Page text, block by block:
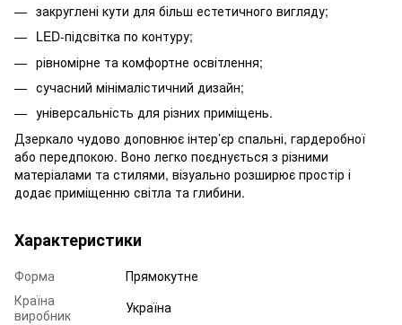
закруглені кути для більш естетичного вигляду;
LED-підсвітка по контуру;
рівномірне та комфортне освітлення;
сучасний мінімалістичний дизайн;
універсальність для різних приміщень.
Дзеркало чудово доповнює інтер’єр спальні, гардеробної
або передпокою. Воно легко поєднується з різними
матеріалами та стилями, візуально розширює простір і
додає приміщенню світла та глибини.
Характеристики
Форма
Прямокутне
Країна
виробник
Україна